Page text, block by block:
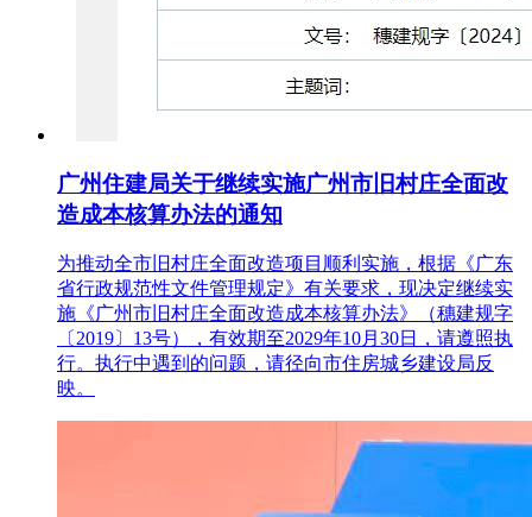
广州住建局关于继续实施广州市旧村庄全面改
造成本核算办法的通知
为推动全市旧村庄全面改造项目顺利实施，根据《广东
省行政规范性文件管理规定》有关要求，现决定继续实
施《广州市旧村庄全面改造成本核算办法》（穗建规字
〔2019〕13号），有效期至2029年10月30日，请遵照执
行。执行中遇到的问题，请径向市住房城乡建设局反
映。